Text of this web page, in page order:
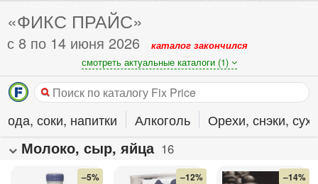
«ФИКС ПРАЙС»
с 8 по 14 июня 2026
каталог закончился
смотреть актуальные каталоги (1)
Вода, соки, напитки Алкоголь Орехи, снэки,
Молоко, сыр, яйца 16
–5% –12% –14%